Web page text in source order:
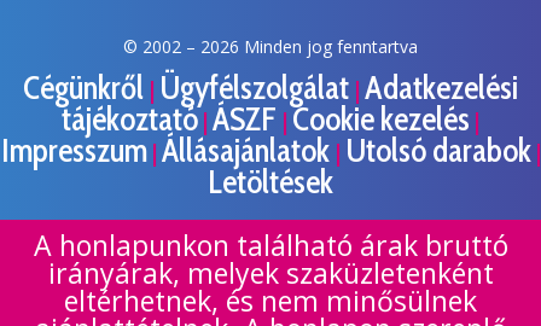
© 2002 – 2026 Minden jog fenntartva
Cégünkről | Ügyfélszolgálat | Adatkezelési
tájékoztató | ÁSZF | Cookie kezelés |
Impresszum| Állásajánlatok | Utolsó darabok|
Letöltések
A honlapunkon található árak bruttó
irányárak, melyek szaküzletenként
eltérhetnek, és nem minősülnek